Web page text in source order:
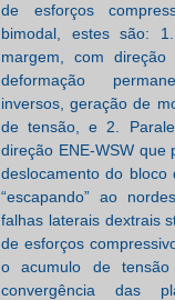
de esforços
bimodal, estes são:
margem, com direção
deformação
inversos, geração de
de tensão, e 2.
direção ENE-WSW que
deslocamento do bloco
“escapando” ao
falhas laterais dextrais
de esforços
o acumulo de
convergência das